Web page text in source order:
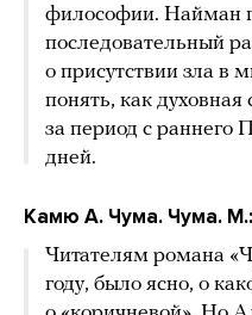
философии. Найман
последовательный
о присутствии зла в
понять, как
за период с раннего
дней.
Камю А. Чума. Чума.
Читателям романа
году, было ясно, о